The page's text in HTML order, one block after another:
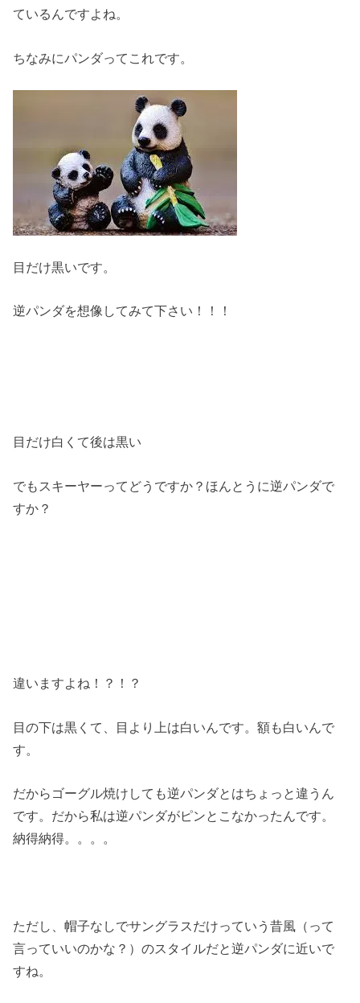
ているんですよね。
ちなみにパンダってこれです。
目だけ黒いです。
逆パンダを想像してみて下さい！！！
目だけ白くて後は黒い
でもスキーヤーってどうですか？ほんとうに逆パンダで
すか？
違いますよね！？！？
目の下は黒くて、目より上は白いんです。額も白いんで
す。
だからゴーグル焼けしても逆パンダとはちょっと違うん
です。だから私は逆パンダがピンとこなかったんです。
納得納得。。。。
ただし、帽子なしでサングラスだけっていう昔風（って
言っていいのかな？）のスタイルだと逆パンダに近いで
すね。